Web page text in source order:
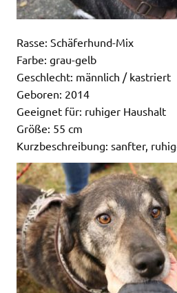
Rasse: Schäferhund-Mix
Farbe: grau-gelb
Geschlecht: männlich / kastriert
Geboren: 2014
Geeignet für: ruhiger Haushalt
Größe: 55 cm
Kurzbeschreibung: sanfter,